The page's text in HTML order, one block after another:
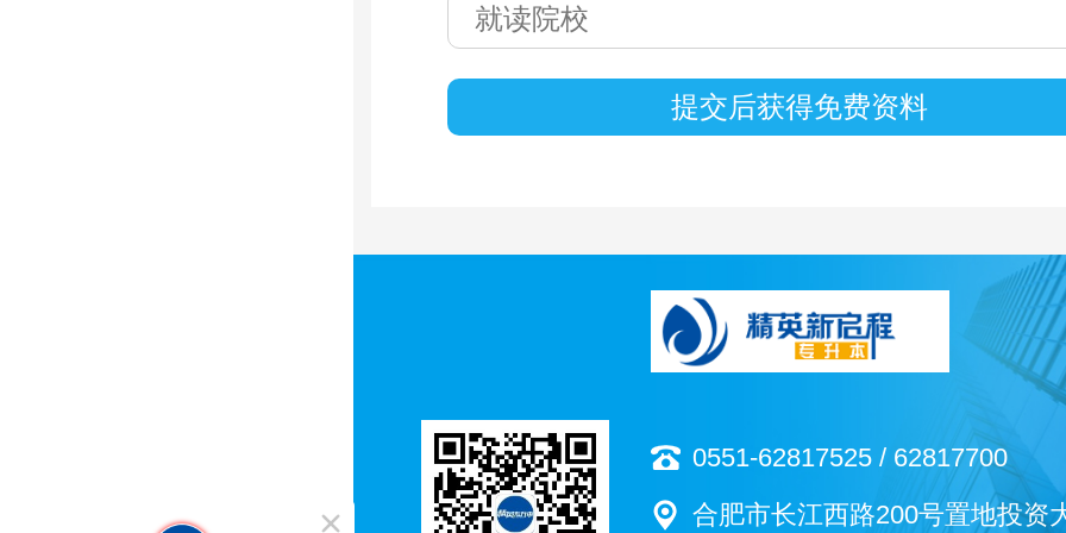
0551-62817525 / 62817700
合肥市长江西路200号置地投资